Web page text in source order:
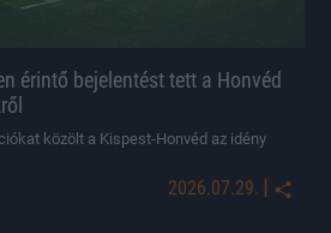
érintő bejelentést tett a Honvéd
közölt a Kispest-Honvéd az idény
2026.07.29.